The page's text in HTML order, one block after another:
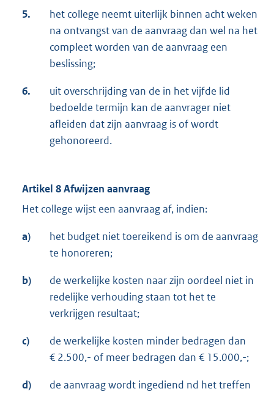
5.
het college neemt uiterlijk binnen acht weken
na ontvangst van de aanvraag dan wel na het
compleet worden van de aanvraag een
beslissing;
6.
uit overschrijding van de in het vijfde lid
bedoelde termijn kan de aanvrager niet
afleiden dat zijn aanvraag is of wordt
gehonoreerd.
Artikel 8 Afwijzen aanvraag
Het college wijst een aanvraag af, indien:
a)
het budget niet toereikend is om de aanvraag
te honoreren;
b)
de werkelijke kosten naar zijn oordeel niet in
redelijke verhouding staan tot het te
verkrijgen resultaat;
c)
de werkelijke kosten minder bedragen dan
€ 2.500,- of meer bedragen dan € 15.000,-;
d)
de aanvraag wordt ingediend nd het treffen